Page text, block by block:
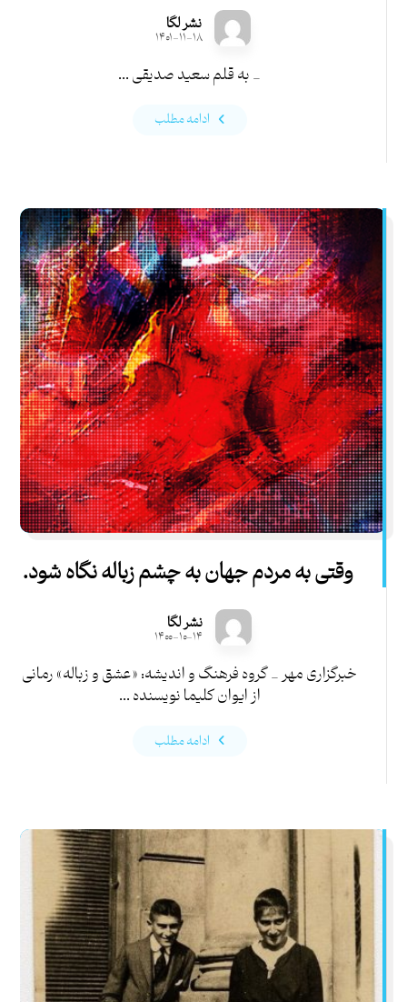
نشر لگا
۱۴۰۱-۱۱-۱۸
_ به قلم سعید صدیقی ...
ادامه مطلب
وقتی به مردم جهان به چشم زباله نگاه شود.
نشر لگا
۱۴۰۰-۱۰-۱۴
خبرگزاری مهر _ گروه فرهنگ و اندیشه: «عشق و زباله» رمانی
از ایوان کلیما نویسنده ...
ادامه مطلب